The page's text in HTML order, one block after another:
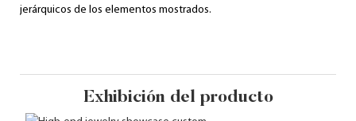
jerárquicos de los elementos mostrados.
Exhibición del producto